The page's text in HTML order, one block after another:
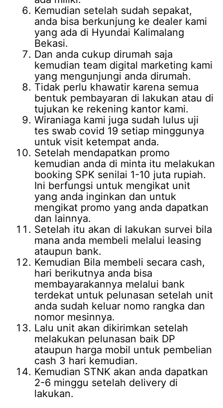
Kemudian setelah sudah sepakat,
anda bisa berkunjung ke dealer kami
yang ada di Hyundai Kalimalang
Bekasi.
Dan anda cukup dirumah saja
kemudian team digital marketing kami
yang mengunjungi anda dirumah.
Tidak perlu khawatir karena semua
bentuk pembayaran di lakukan atau di
tujukan ke rekening kantor kami.
Wiraniaga kami juga sudah lulus uji
tes swab covid 19 setiap minggunya
untuk visit ketempat anda.
Setelah mendapatkan promo
kemudian anda di minta itu melakukan
booking SPK senilai 1-10 juta rupiah.
Ini berfungsi untuk mengikat unit
yang anda inginkan dan untuk
mengikat promo yang anda dapatkan
dan lainnya.
Setelah itu akan di lakukan survei bila
mana anda membeli melalui leasing
ataupun bank.
Kemudian Bila membeli secara cash,
hari berikutnya anda bisa
membayarakannya melalui bank
terdekat untuk pelunasan setelah unit
anda sudah keluar nomo rangka dan
nomor mesinnya.
Lalu unit akan dikirimkan setelah
melakukan pelunasan baik DP
ataupun harga mobil untuk pembelian
cash 3 hari kemudian.
Kemudian STNK akan anda dapatkan
2-6 minggu setelah delivery di
lakukan.